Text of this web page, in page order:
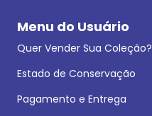
Menu do Usuário
Quer Vender Sua Coleção?
Estado de Conservação
Pagamento e Entrega